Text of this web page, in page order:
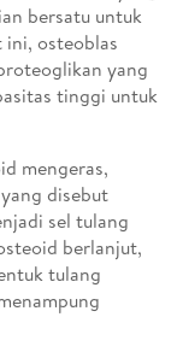
bersatu untuk
ini, osteoblas
yang
tinggi untuk
mengeras,
disebut
sel tulang
berlanjut,
tulang